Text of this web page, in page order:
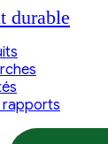
durable